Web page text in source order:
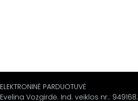
ELEKTRONINĖ PARDUOTUVĖ
Evelina Vozgirdė. Ind. veiklos nr.: 949168.